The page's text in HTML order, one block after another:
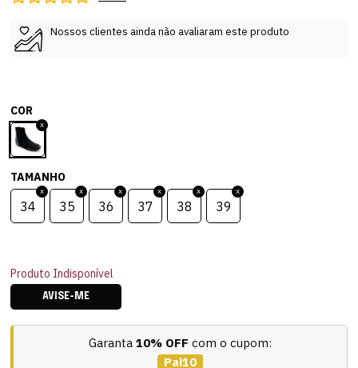
Nossos clientes ainda não avaliaram este produto
COR
TAMANHO
34 35 36 37 38 39
Produto Indisponível
AVISE-ME
Garanta 10% OFF com o cupom:
Pai10